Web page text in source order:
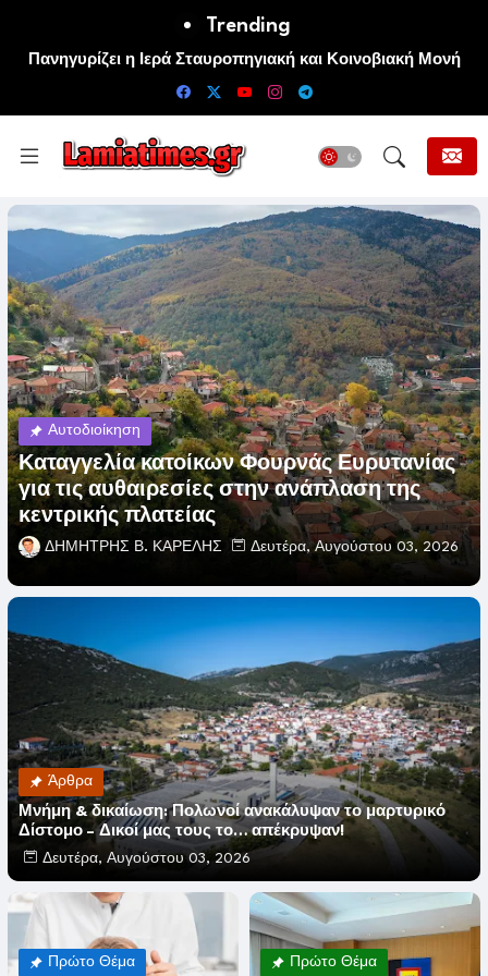
Trending
Πανηγυρίζει η Ιερά Σταυροπηγιακή και Κοινοβιακή Μονή
Μεταμορφώσεως του Σωτήρος Καμενων Βουρλων (Μονή
Αυτοδιοίκηση
Καταγγελία κατοίκων Φουρνάς Ευρυτανίας
για τις αυθαιρεσίες στην ανάπλαση της
κεντρικής πλατείας
ΔΗΜΗΤΡΗΣ Β. ΚΑΡΕΛΗΣ Δευτέρα, Αυγούστου 03, 2026
Άρθρα
Μνήμη & δικαίωση: Πολωνοί ανακάλυψαν το μαρτυρικό
Δίστομο – Δικοί μας τους το… απέκρυψαν!
Δευτέρα, Αυγούστου 03, 2026
Πρώτο Θέμα Πρώτο Θέμα